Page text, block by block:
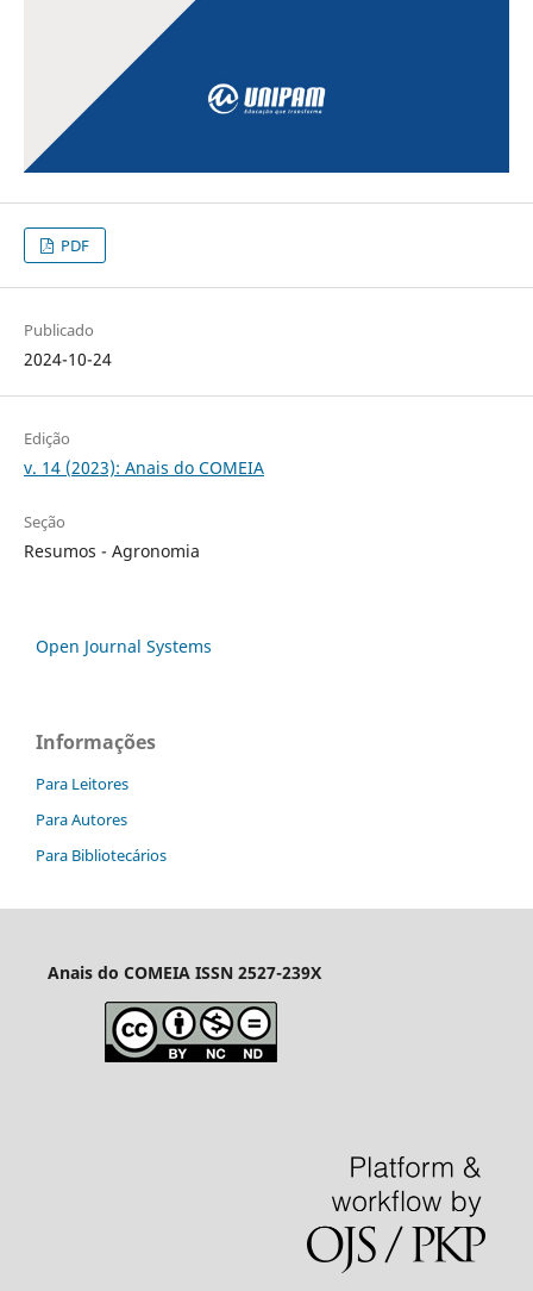
PDF
Publicado
2024-10-24
Edição
v. 14 (2023): Anais do COMEIA
Seção
Resumos - Agronomia
Open Journal Systems
Informações
Para Leitores
Para Autores
Para Bibliotecários
Anais do COMEIA ISSN 2527-239X